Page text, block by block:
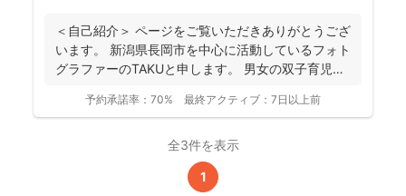
＜自己紹介＞ ページをご覧いただきありがとうござ
います。 新潟県長岡市を中心に活動しているフォト
グラファーのTAKUと申します。 男女の双子育児中
予約承諾率： 70% 最終アクティブ： 7日以上前
全3件を表示
1